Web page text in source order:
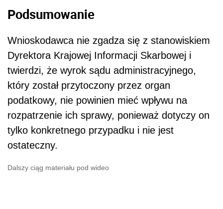
Podsumowanie
Wnioskodawca nie zgadza się z stanowiskiem
Dyrektora Krajowej Informacji Skarbowej i
twierdzi, że wyrok sądu administracyjnego,
który został przytoczony przez organ
podatkowy, nie powinien mieć wpływu na
rozpatrzenie ich sprawy, ponieważ dotyczy on
tylko konkretnego przypadku i nie jest
ostateczny.
Dalszy ciąg materiału pod wideo